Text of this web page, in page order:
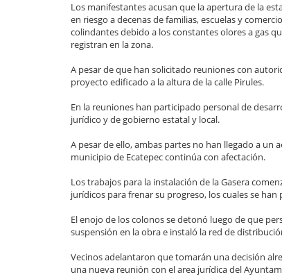
Los manifestantes acusan que la apertura de la
en riesgo a decenas de familias, escuelas y
colindantes debido a los constantes olores a gas
registran en la zona.
A pesar de que han solicitado reuniones con
proyecto edificado a la altura de la calle Pirules.
En la reuniones han participado personal de
jurídico y de gobierno estatal y local.
A pesar de ello, ambas partes no han llegado a un
municipio de Ecatepec continúa con afectación.
Los trabajos para la instalación de la Gasera
jurídicos para frenar su progreso, los cuales se
El enojo de los colonos se detonó luego de que
suspensión en la obra e instaló la red de
Vecinos adelantaron que tomarán una decisión
una nueva reunión con el area jurídica del